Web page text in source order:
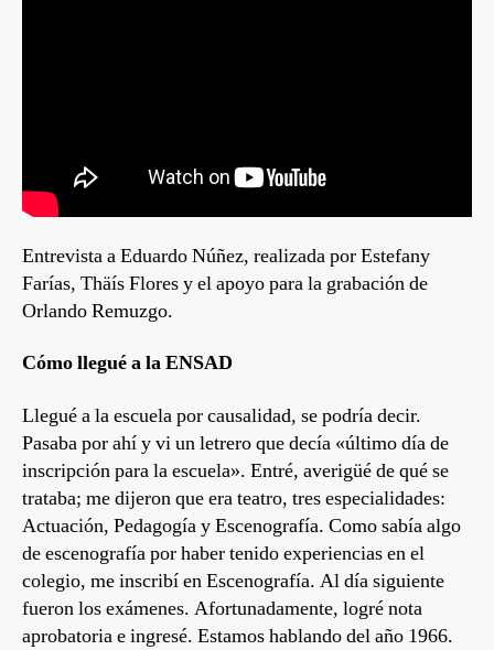
Entrevista a Eduardo Núñez, realizada por Estefany
Farías, Thäís Flores y el apoyo para la grabación de
Orlando Remuzgo.
Cómo llegué a la ENSAD
Llegué a la escuela por causalidad, se podría decir.
Pasaba por ahí y vi un letrero que decía «último día de
inscripción para la escuela». Entré, averigüé de qué se
trataba; me dijeron que era teatro, tres especialidades:
Actuación, Pedagogía y Escenografía. Como sabía algo
de escenografía por haber tenido experiencias en el
colegio, me inscribí en Escenografía. Al día siguiente
fueron los exámenes. Afortunadamente, logré nota
aprobatoria e ingresé. Estamos hablando del año 1966.